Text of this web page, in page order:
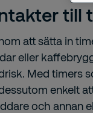
till
att sätta in
eller
Med timers
enkelt
och annan